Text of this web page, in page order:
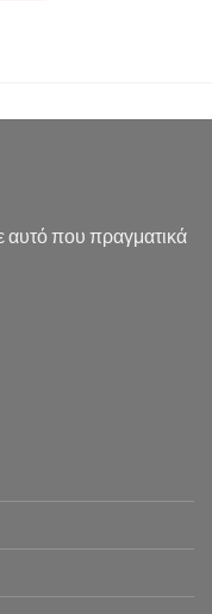
αυτό που πραγματικά